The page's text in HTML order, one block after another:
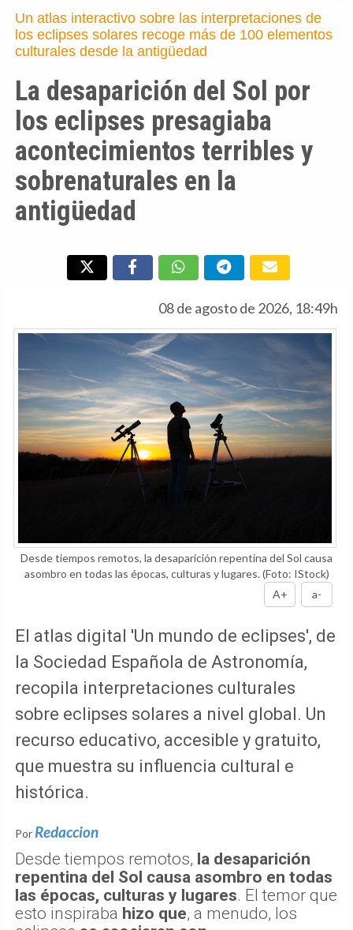
Un atlas interactivo sobre las interpretaciones de
los eclipses solares recoge más de 100 elementos
culturales desde la antigüedad
La desaparición del Sol por
los eclipses presagiaba
acontecimientos terribles y
sobrenaturales en la
antigüedad
08 de agosto de 2026, 18:49h
Desde tiempos remotos, la desaparición repentina del Sol causa
asombro en todas las épocas, culturas y lugares.(Foto: IStock)
A+
a-
El atlas digital 'Un mundo de eclipses', de
la Sociedad Española de Astronomía,
recopila interpretaciones culturales
sobre eclipses solares a nivel global. Un
recurso educativo, accesible y gratuito,
que muestra su influencia cultural e
histórica.
Por Redaccion
Desde tiempos remotos, la desaparición
repentina del Sol causa asombro en todas
las épocas, culturas y lugares. El temor que
esto inspiraba hizo que, a menudo, los